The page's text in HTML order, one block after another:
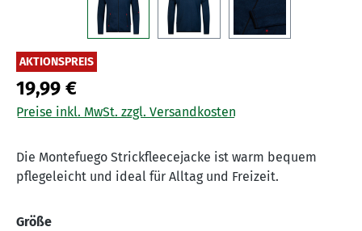
AKTIONSPREIS
19,99 €
Preise inkl. MwSt. zzgl. Versandkosten
Die Montefuego Strickfleecejacke ist warm bequem
pflegeleicht und ideal für Alltag und Freizeit.
Größeauswählen